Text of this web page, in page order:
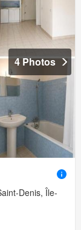
4 Photos
Denis, Île-